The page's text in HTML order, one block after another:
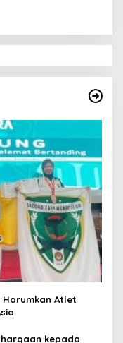
Harumkan Atlet
kepada